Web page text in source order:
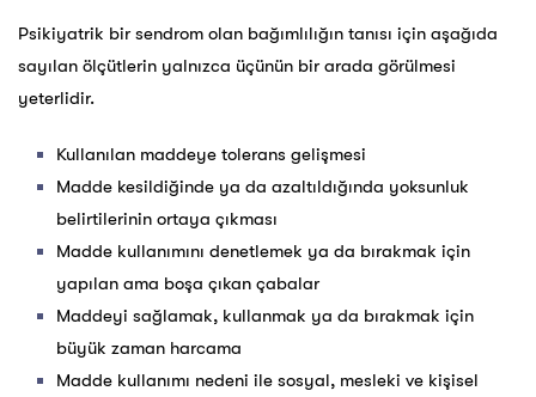
Psikiyatrik bir sendrom olan bağımlılığın tanısı için aşağıda
sayılan ölçütlerin yalnızca üçünün bir arada görülmesi
yeterlidir.
Kullanılan maddeye tolerans gelişmesi
Madde kesildiğinde ya da azaltıldığında yoksunluk
belirtilerinin ortaya çıkması
Madde kullanımını denetlemek ya da bırakmak için
yapılan ama boşa çıkan çabalar
Maddeyi sağlamak, kullanmak ya da bırakmak için
büyük zaman harcama
Madde kullanımı nedeni ile sosyal, mesleki ve kişisel